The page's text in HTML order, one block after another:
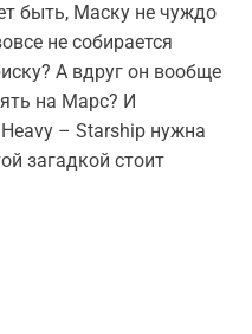
быть, Маску не чуждо
не собирается
А вдруг он вообще
на Марс? И
– Starship нужна
загадкой стоит